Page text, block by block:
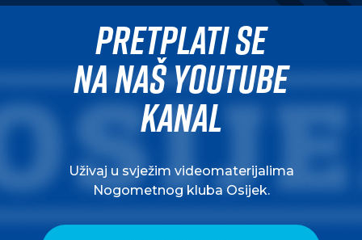
Pretplati se
na naš Youtube
kanal
Uživaj u svježim videomaterijalima
Nogometnog kluba Osijek.